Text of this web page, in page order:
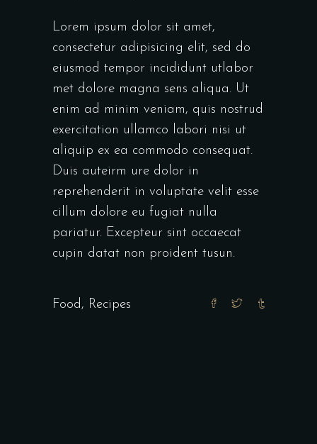
Lorem ipsum dolor sit amet,
consectetur adipisicing elit, sed do
eiusmod tempor incididunt utlabor
met dolore magna sens aliqua. Ut
enim ad minim veniam, quis nostrud
exercitation ullamco labori nisi ut
aliquip ex ea commodo consequat.
Duis auteirm ure dolor in
reprehenderit in voluptate velit esse
cillum dolore eu fugiat nulla
pariatur. Excepteur sint occaecat
cupin datat non proident tusun.
Food, Recipes